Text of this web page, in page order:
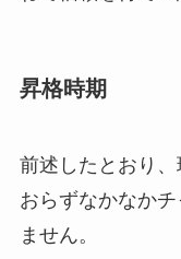
昇格時期
前述したとおり
おらずなかなか
ません。